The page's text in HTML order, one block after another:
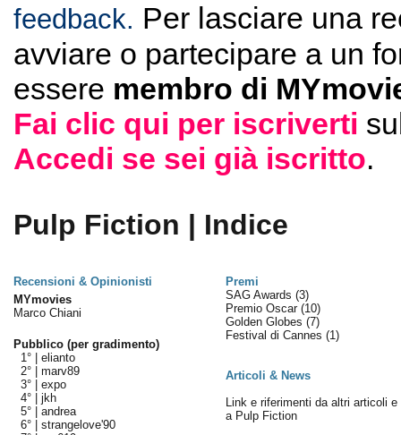
feedback. Per lasciare una
avviare o partecipare a un
essere membro di
Fai clic qui per iscriverti
Accedi se sei già iscritto.
Pulp Fiction | Indice
Recensioni & Opinionisti
Premi
MYmovies
Marco Chiani
Pubblico (per gradimento)
1° | elianto
2° | marv89
3° | expo
4° | jkh
5° | andrea
6° | strangelove'90
SAG Awards (3)
Premio Oscar (10)
Golden Globes (7)
Festival di Cannes (1)
Articoli & News
Link e riferimenti da altri articoli e
a Pulp Fiction